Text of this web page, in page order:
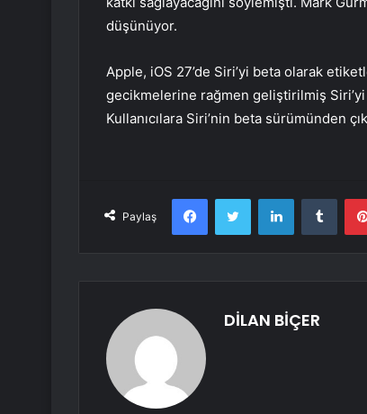
düşünüyor.
Apple, iOS 27’de Siri’yi beta olarak
gecikmelerine rağmen geliştirilmiş Siri’yi
Kullanıcılara Siri’nin beta sürümünden
Paylaş
FacebookTwitter LinkedIn
DİLAN BİÇER